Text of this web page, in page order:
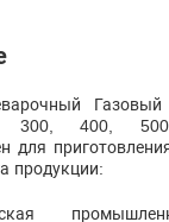
300, 400, 500
для
продукции: